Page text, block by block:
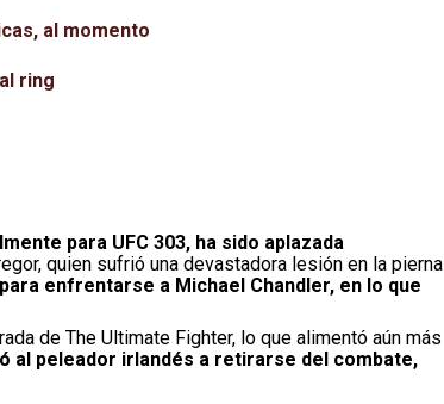
al momento
ring
para UFC 303, ha sido aplazada
quien sufrió una devastadora lesión en la pierna
enfrentarse a Michael Chandler, en lo que
de The Ultimate Fighter, lo que alimentó aún más
al peleador irlandés a retirarse del combate,